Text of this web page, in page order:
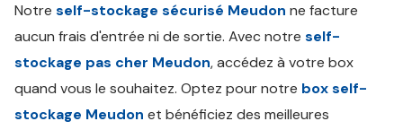
Notre self-stockage sécurisé Meudon ne facture
aucun frais d'entrée ni de sortie. Avec notre self-
stockage pas cher Meudon, accédez à votre box
quand vous le souhaitez. Optez pour notre box self-
stockage Meudon et bénéficiez des meilleures